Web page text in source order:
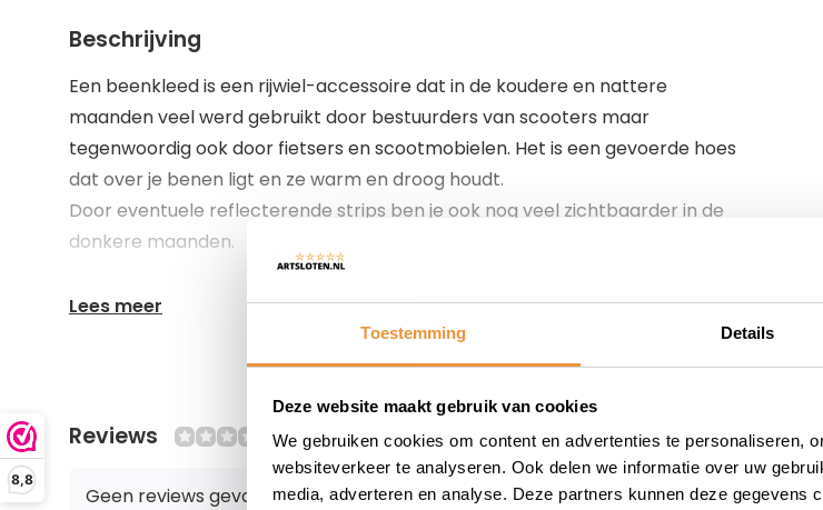
8,8
Toestemming Details
Deze website maakt gebruik van cookies
We gebruiken cookies om content en advertenties te personaliseren,
websiteverkeer te analyseren. Ook delen we informatie over uw
media, adverteren en analyse. Deze partners kunnen deze gegevens
Beschrijving
Een beenkleed is een rijwiel-accessoire dat in de koudere en nattere
maanden veel werd gebruikt door bestuurders van scooters maar
tegenwoordig ook door fietsers en scootmobielen. Het is een gevoerde hoes
dat over je benen ligt en ze warm en droog houdt.
Door eventuele reflecterende strips ben je ook nog veel zichtbaarder in de
donkere maanden.
Lees meer
Reviews 0/10
Geen reviews gevonden